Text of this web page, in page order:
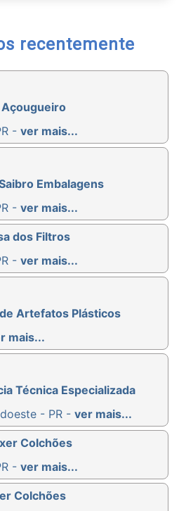
recentemente
- ver mais...
Embalagens
- ver mais...
dos Filtros
- ver mais...
Artefatos Plásticos
mais...
Técnica Especializada
- PR - ver mais...
Colchões
- ver mais...
Colchões